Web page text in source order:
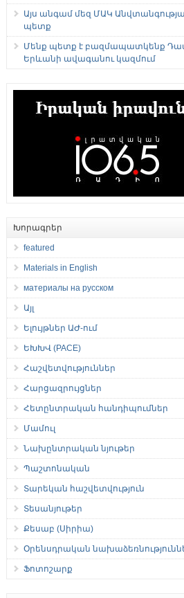
Այս անգամ մեզ ՄԱԿ
պետք
Մենք պետք է բազմապատկենք
Երևանի ավագանու կազմում
Խորագրեր
featured
Materials in English
материалы на русском
Այլ
Ելույթներ ԱԺ-ում
ԵԽԽՎ (PACE)
Հաշվետվություններ
Հարցազրույցներ
Հետընտրական հանդիպումներ
Մամուլ
Նախընտրական նյութեր
Պաշտոնական
Տարեկան հաշվետվություն
Տեսանյութեր
Քեսաբ (Սիրիա)
Օրենսդրական
Ֆոտոշարք